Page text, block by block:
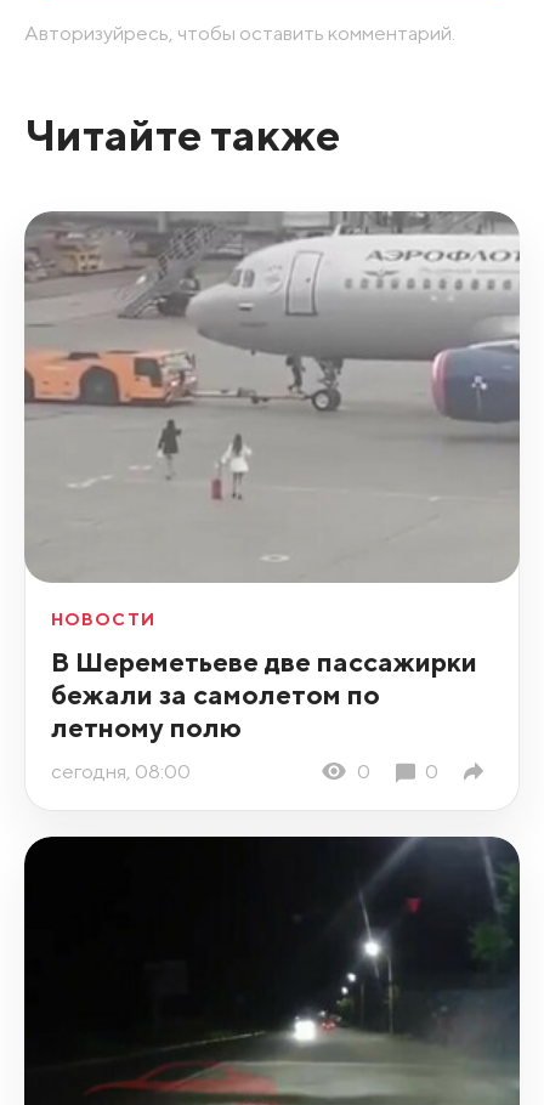
Авторизуйресь, чтобы оставить комментарий.
Читайте также
НОВОСТИ
В Шереметьеве две пассажирки
бежали за самолетом по
летному полю
сегодня, 08:00 0 0